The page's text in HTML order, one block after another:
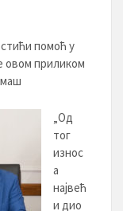
помоћ у
овом приликом
„Од
тог
износ
а
највећ
и дио